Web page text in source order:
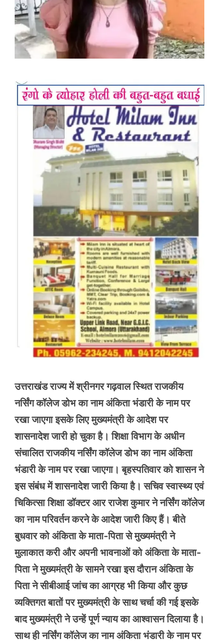
उत्तराखंड राज्य में श्रीनगर गढ़वाल स्थित राजकीय
नर्सिंग कॉलेज डोभ का नाम अंकिता भंडारी के नाम पर
रखा जाएगा इसके लिए मुख्यमंत्री के आदेश पर
शासनादेश जारी हो चुका है। शिक्षा विभाग के अधीन
संचालित राजकीय नर्सिंग कॉलेज डोभ का नाम अंकिता
भंडारी के नाम पर रखा जाएगा। बृहस्पतिवार को शासन ने
इस संबंध में शासनादेश जारी किया है। सचिव स्वास्थ्य एवं
चिकित्सा शिक्षा डॉक्टर आर राजेश कुमार ने नर्सिंग कॉलेज
का नाम परिवर्तन करने के आदेश जारी किए हैं। बीते
बुधवार को अंकिता के माता-पिता से मुख्यमंत्री ने
मुलाकात करी और अपनी भावनाओं को अंकिता के माता-
पिता ने मुख्यमंत्री के सामने रखा इस दौरान अंकिता के
पिता ने सीबीआई जांच का आग्रह भी किया और कुछ
व्यक्तिगत बातों पर मुख्यमंत्री के साथ चर्चा की गई इसके
बाद मुख्यमंत्री ने उन्हें पूर्ण न्याय का आश्वासन दिलाया है।
साथ ही नर्सिंग कॉलेज का नाम अंकिता भंडारी के नाम पर